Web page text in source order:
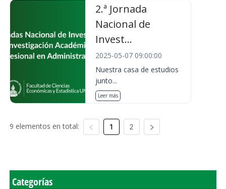
2.ª Jornada
Nacional de
Invest...
2025-05-07 09:00:00
Nuestra casa de estudios
junto...
Leer más
9 elementos en total: 1 2
Categorías